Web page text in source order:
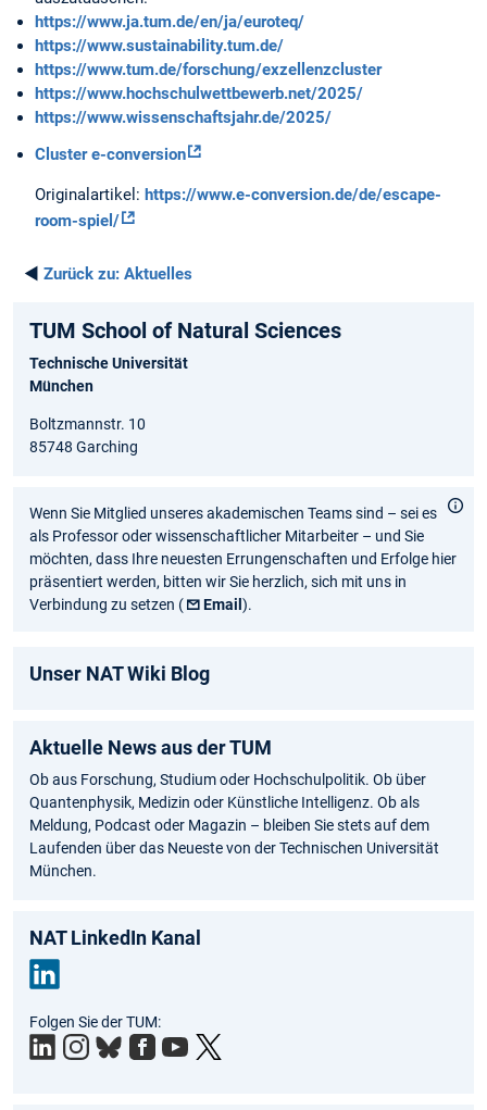
https://www.ja.tum.de/en/ja/euroteq/
https://www.sustainability.tum.de/
https://www.tum.de/forschung/exzellenzcluster
https://www.hochschulwettbewerb.net/2025/
https://www.wissenschaftsjahr.de/2025/
Cluster e-conversion
Originalartikel: https://www.e-conversion.de/de/escape-
room-spiel/
◄ Zurück zu: Aktuelles
TUM School of Natural Sciences
Technische Universität
München
Boltzmannstr. 10
85748 Garching
Wenn Sie Mitglied unseres akademischen Teams sind – sei es
als Professor oder wissenschaftlicher Mitarbeiter – und Sie
möchten, dass Ihre neuesten Errungenschaften und Erfolge hier
präsentiert werden, bitten wir Sie herzlich, sich mit uns in
Verbindung zu setzen (
Email).
Unser NAT Wiki Blog
Aktuelle News aus der TUM
Ob aus Forschung, Studium oder Hochschulpolitik. Ob über
Quantenphysik, Medizin oder Künstliche Intelligenz. Ob als
Meldung, Podcast oder Magazin – bleiben Sie stets auf dem
Laufenden über das Neueste von der Technischen Universität
München.
NAT LinkedIn Kanal
edIn
Folgen Sie der TUM: